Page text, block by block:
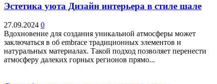
Эстетика уюта Дизайн интерьера в стиле шале
27.09.2024 0
Вдохновение для создания уникальной атмосферы может
заключаться в об embrace традиционных элементов и
натуральных материалах. Такой подход позволяет перенести
атмосферу далеких горных регионов прямо...